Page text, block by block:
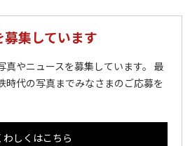
集しています
真やニュースを募集しています。 最
時代の写真までみなさまのご応募を
わしくはこちら